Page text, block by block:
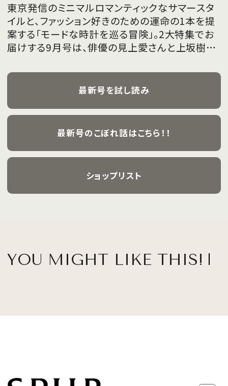
東京発信のミニマルロマンティックなサマースタ
イルと、ファッション好きのための運命の1本を提
案する「モードな時計を巡る冒険」。2大特集でお
届けする9月号は、俳優の見上愛さんと上坂樹里
飾ります。
最新号を試し読み
最新号のこぼれ話はこちら！！
ショップリスト
YOU MIGHT LIKE THIS!